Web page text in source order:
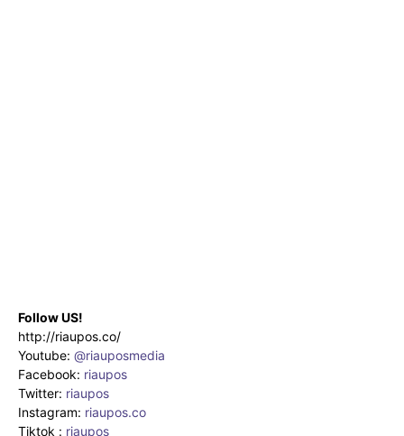
Follow US!
http://riaupos.co/
Youtube: @riauposmedia
Facebook: riaupos
Twitter: riaupos
Instagram: riaupos.co
Tiktok : riaupos